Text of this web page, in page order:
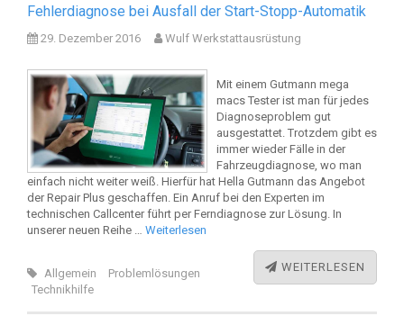
Fehlerdiagnose bei Ausfall der Start-Stopp-Automatik
29. Dezember 2016 Wulf Werkstattausrüstung
Mit einem Gutmann mega
macs Tester ist man für jedes
Diagnoseproblem gut
ausgestattet. Trotzdem gibt es
immer wieder Fälle in der
Fahrzeugdiagnose, wo man
einfach nicht weiter weiß. Hierfür hat Hella Gutmann das Angebot
der Repair Plus geschaffen. Ein Anruf bei den Experten im
technischen Callcenter führt per Ferndiagnose zur Lösung. In
unserer neuen Reihe … Weiterlesen
WEITERLESEN
Allgemein
Problemlösungen
Technikhilfe